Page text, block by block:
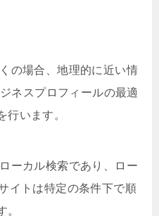
の場合、地理的に近い情
ネスプロフィールの最適
行います。
ーカル検索であり、ロー
イトは特定の条件下で順
。